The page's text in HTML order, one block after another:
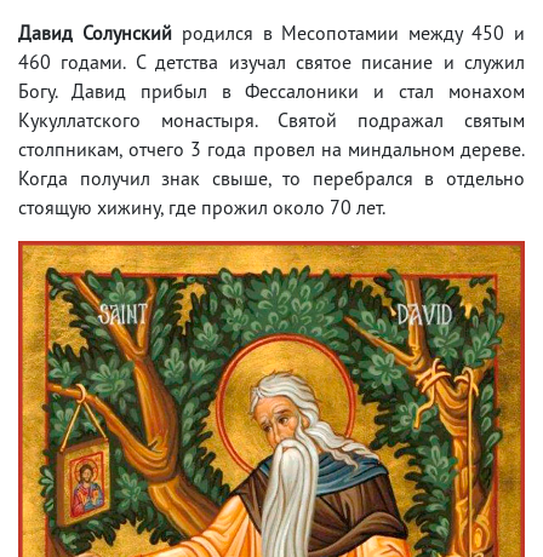
Давид Солунскийродился в Месопотамии между 450 и
460 годами. С детства изучал святое писание и служил
Богу. Давид прибыл в Фессалоники и стал монахом
Кукуллатского монастыря. Святой подражал святым
столпникам, отчего 3 года провел на миндальном дереве.
Когда получил знак свыше, то перебрался в отдельно
стоящую хижину, где прожил около 70 лет.